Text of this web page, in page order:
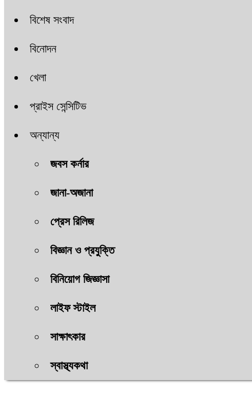
বিশেষ সংবাদ
বিনোদন
খেলা
প্রাইস সেন্সিটিভ
অন্যান্য
জবস কর্নার
জানা-অজানা
প্রেস রিলিজ
বিজ্ঞান ও প্রযুক্তি
বিনিয়োগ জিজ্ঞাসা
লাইফ স্টাইল
সাক্ষাৎকার
স্বাস্থ্যকথা